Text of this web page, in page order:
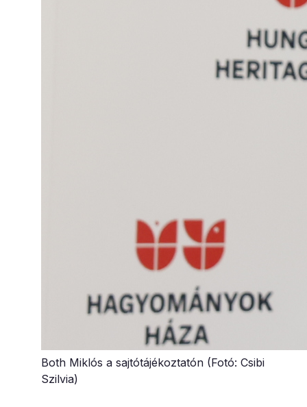
Both Miklós a sajtótájékoztatón (Fotó: Csibi
Szilvia)